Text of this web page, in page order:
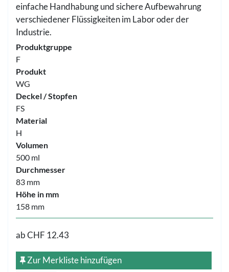
einfache Handhabung und sichere Aufbewahrung
verschiedener Flüssigkeiten im Labor oder der
Industrie.
Produktgruppe
F
Produkt
WG
Deckel / Stopfen
FS
Material
H
Volumen
500 ml
Durchmesser
83 mm
Höhe in mm
158 mm
abCHF 12.43
Zur Merkliste hinzufügen